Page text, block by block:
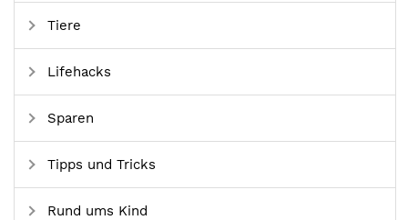
Tiere
Lifehacks
Sparen
Tipps und Tricks
Rund ums Kind